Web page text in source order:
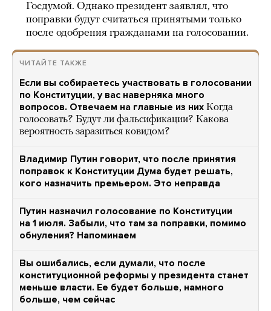
Госдумой. Однако президент заявлял, что
поправки будут считаться принятыми только
после одобрения гражданами на голосовании.
ЧИТАЙТЕ ТАКЖЕ
Если вы собираетесь участвовать в голосовании
по Конституции, у вас наверняка много
вопросов. Отвечаем на главные из них Когда
голосовать? Будут ли фальсификации? Какова
вероятность заразиться ковидом?
Владимир Путин говорит, что после принятия
поправок к Конституции Дума будет решать,
кого назначить премьером. Это неправда
Путин назначил голосование по Конституции
на 1 июля. Забыли, что там за поправки, помимо
обнуления? Напоминаем
Вы ошибались, если думали, что после
конституционной реформы у президента станет
меньше власти. Ее будет больше, намного
больше, чем сейчас